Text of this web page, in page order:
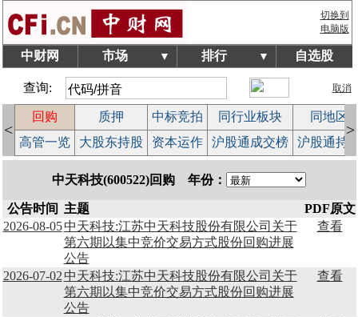
切换到
电脑版
中财网 市场 ▼ 排行 ▼ 自选股
查询: 取消
<
回购 质押 中标竞拍 同行业板块
同地区
高管一览 大股东持股 资本运作 沪股通成交榜 沪股通持
>
中天科技(600522)回购 年份：
公告时间 主题
PDF原文
2026-08-05 中天科技:江苏中天科技股份有限公司关于
第六期以集中竞价交易方式股份回购进展
公告
查看
2026-07-02 中天科技:江苏中天科技股份有限公司关于
第六期以集中竞价交易方式股份回购进展
公告
查看